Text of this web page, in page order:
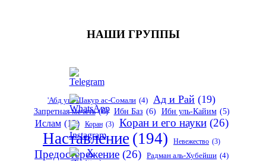
НАШИ ГРУППЫ
'Абд уш-Шакур ас-Сомали (4) Ад и Рай (19)
Запретная мечеть (6) Ибн Баз (6) Ибн уль-Кайим (5)
Ислам (12) Коран (3) Коран и его науки (26)
Наставление (194) Невежество (3)
Предостережение (26) Радман аль-Хубейши (4)